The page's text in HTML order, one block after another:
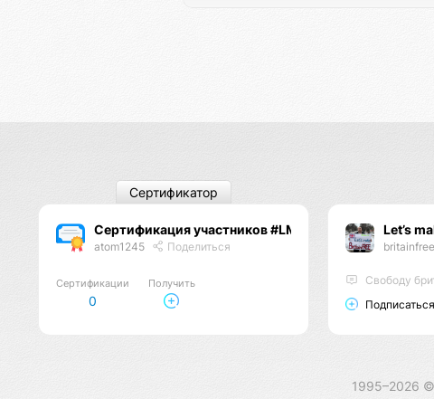
Сертификация участников #LMBF
atom1245 Поделиться
Сертификации
0
Получить
Сертификатор
Let’s
britainfree
Свободу
Подписаться
1995–2026 ©